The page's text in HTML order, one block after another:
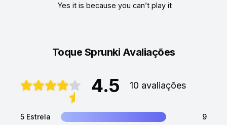
Yes it is because you can’t play it
Toque Sprunki Avaliações
4.5 10 avaliações
5 Estrela
9